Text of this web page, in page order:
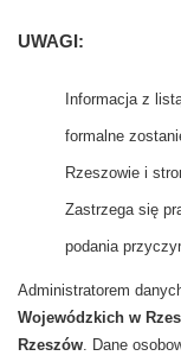
UWAGI:
Informacja z
formalne
Rzeszowie i
Zastrzega się
podania
Administratorem
Wojewódzkich w
Rzeszów. Dane